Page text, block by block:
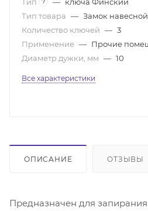
?
Тип товара — Замок навесной
Количество ключей — 3
Применение — Прочие
Диаметр дужки, мм — 10
Все характеристики
ОПИСАНИЕ ОТЗЫВЫ
Предназначен для